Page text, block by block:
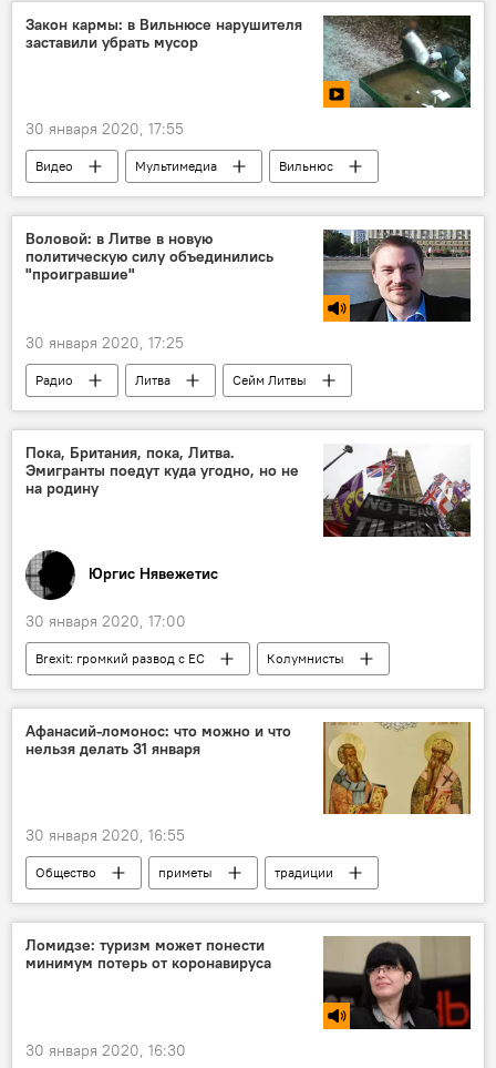
Арктика
Закон кармы: в Вильнюсе нарушителя
заставили убрать мусор
30 января 2020, 17:55
Видео Мультимедиа
Вильнюс
Литва
мусор
Воловой: в Литве в новую
политическую силу объединились
"проигравшие"
30 января 2020, 17:25
Радио Литва
Сейм Литвы
Парламентские выборы в Литве – 2020
Пока, Британия, пока, Литва.
Эмигранты поедут куда угодно, но не
на родину
Юргис Нявежетис
30 января 2020, 17:00
Brexit: громкий развод с ЕС
Колумнисты
Литва
Великобритания Brexit
Афанасий-ломонос: что можно и что
нельзя делать 31 января
30 января 2020, 16:55
Общество приметы
традиции
народные традиции
православные
православие
Ломидзе: туризм может понести
минимум потерь от коронавируса
30 января 2020, 16:30